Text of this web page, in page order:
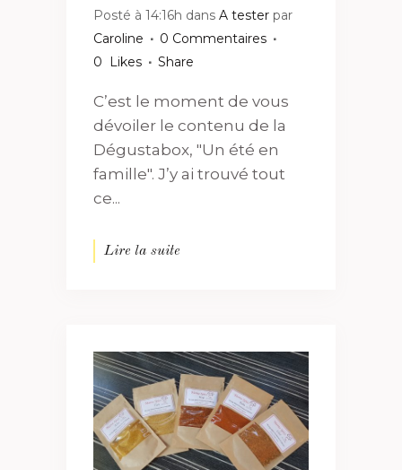
Posté à 14:16h dans A tester par
Caroline
0 Commentaires
0
Likes Share
C’est le moment de vous
dévoiler le contenu de la
Dégustabox, "Un été en
famille". J’y ai trouvé tout
ce...
Lire la suite